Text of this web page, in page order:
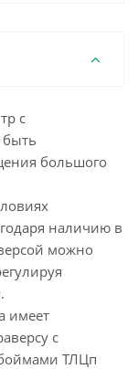
с
большого
наличию в
можно
имеет
с
ТЛЦп